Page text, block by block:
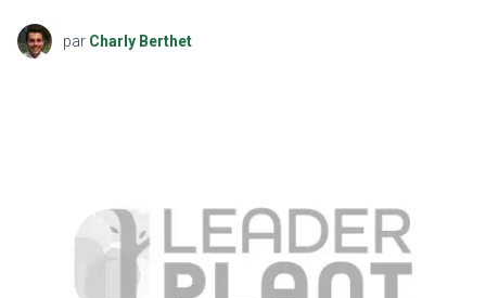
par Charly Berthet